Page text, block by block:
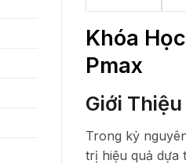
Khóa
Pmax
Giới
Trong kỷ
trị hiệu quả dựa